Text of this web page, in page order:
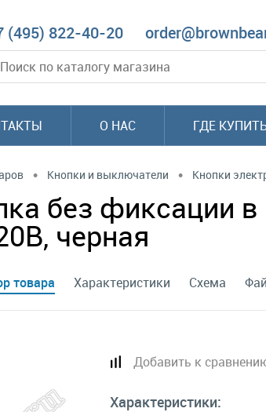
(495) 822-40-20
О НАС ГДЕ
• Кнопки и выключатели • Кнопки
без фиксации
черная
товара Характеристики Схема
Добавить к
Характеристики: